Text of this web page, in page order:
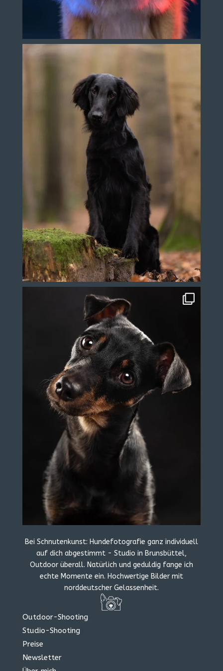
Bei Schnutenkunst: Hundefotografie ganz individuell
auf dich abgestimmt - Studio in Brunsbüttel,
Outdoor überall. Natürlich und geduldig fange ich
echte Momente ein. Hochwertige Bilder mit
norddeutscher Gelassenheit.
Outdoor-Shooting
Studio-Shooting
Preise
Newsletter